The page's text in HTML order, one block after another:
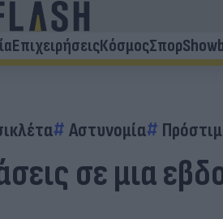
ΕπιχειρήσειςΚόσμοςΣπορ
Αστυνομία
σε μια